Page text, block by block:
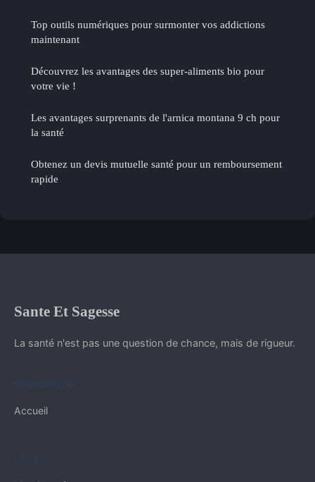
Top outils numériques pour surmonter vos addictions
maintenant
Découvrez les avantages des super-aliments bio pour
votre vie !
Les avantages surprenants de l'arnica montana 9 ch pour
la santé
Obtenez un devis mutuelle santé pour un remboursement
rapide
Sante Et Sagesse
La santé n'est pas une question de chance, mais de rigueur.
NAVIGATION
Accueil
LÉGAL